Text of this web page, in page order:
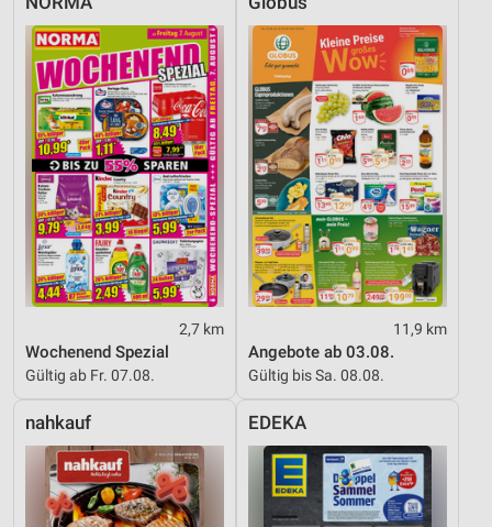
2,7 km
Wochenend Spezial
Gültig ab Fr. 07.08.
11,9 km
Angebote ab 03.08.
Gültig bis Sa. 08.08.
nahkauf EDEKA
Verwendung reduzierter Daten zur Auswahl von
Inhalten
IAB-Besonderheiten:
Verwendung genauer Standortdaten
Geräte anhand von aktiv angeforderten
Informationen identifizieren
Nicht-IAB-Verarbeitungszwecke:
Notwendig
Funktional